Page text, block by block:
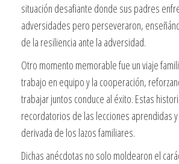
situación desafiante donde sus padres
adversidades pero perseveraron,
de la resiliencia ante la adversidad.
Otro momento memorable fue un viaje
trabajo en equipo y la cooperación,
trabajar juntos conduce al éxito. Estas
recordatorios de las lecciones aprendidas
derivada de los lazos familiares.
Dichas anécdotas no solo moldearon el